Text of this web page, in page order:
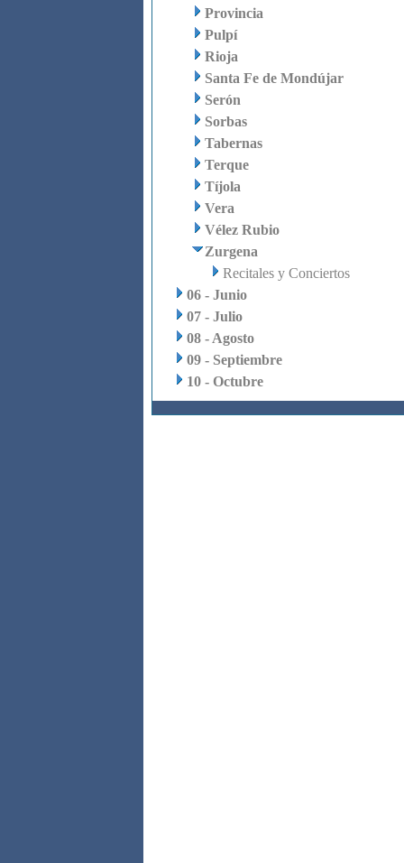
Provincia
Pulpí
Rioja
Santa Fe de Mondújar
Serón
Sorbas
Tabernas
Terque
Tíjola
Vera
Vélez Rubio
Zurgena
Recitales y Conciertos
06 - Junio
07 - Julio
08 - Agosto
09 - Septiembre
10 - Octubre